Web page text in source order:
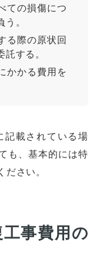
ての損傷につ
。
る際の原状回
する。
かかる費用を
記載されている場
も、基本的には特
さい。
事費用の